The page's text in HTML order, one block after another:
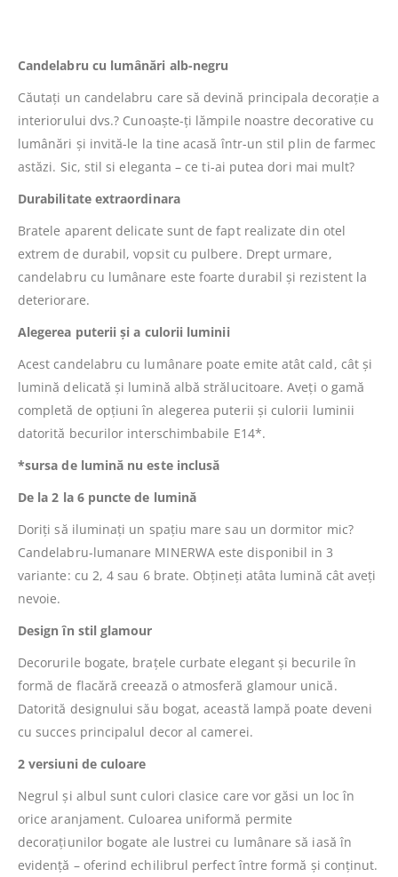
Candelabru cu lumânări alb-negru
Căutați un candelabru care să devină principala decorație a
interiorului dvs.? Cunoaște-ți lămpile noastre decorative cu
lumânări și invită-le la tine acasă într-un stil plin de farmec
astăzi. Sic, stil si eleganta – ce ti-ai putea dori mai mult?
Durabilitate extraordinara
Bratele aparent delicate sunt de fapt realizate din otel
extrem de durabil, vopsit cu pulbere. Drept urmare,
candelabru cu lumânare este foarte durabil și rezistent la
deteriorare.
Alegerea puterii și a culorii luminii
Acest candelabru cu lumânare poate emite atât cald, cât și
lumină delicată și lumină albă strălucitoare. Aveți o gamă
completă de opțiuni în alegerea puterii și culorii luminii
datorită becurilor interschimbabile E14*.
*sursa de lumină nu este inclusă
De la 2 la 6 puncte de lumină
Doriți să iluminați un spațiu mare sau un dormitor mic?
Candelabru-lumanare MINERWA este disponibil in 3
variante: cu 2, 4 sau 6 brate. Obțineți atâta lumină cât aveți
nevoie.
Design în stil glamour
Decorurile bogate, brațele curbate elegant și becurile în
formă de flacără creează o atmosferă glamour unică.
Datorită designului său bogat, această lampă poate deveni
cu succes principalul decor al camerei.
2 versiuni de culoare
Negrul și albul sunt culori clasice care vor găsi un loc în
orice aranjament. Culoarea uniformă permite
decorațiunilor bogate ale lustrei cu lumânare să iasă în
evidență – oferind echilibrul perfect între formă și conținut.